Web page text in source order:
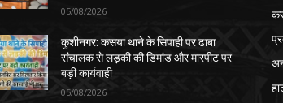
05/08/2026
कुशीनगर: कसया थाने के सिपाही पर ढाबा
संचालक से लड़की की डिमांड और मारपीट पर
बड़ी कार्यवाही
05/08/2026